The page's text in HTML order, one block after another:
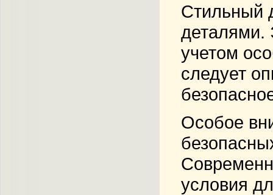
Стильный
деталями.
учетом
следует
Особое
условия